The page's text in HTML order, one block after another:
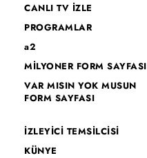
CANLI TV İZLE
PROGRAMLAR
a2
MİLYONER FORM SAYFASI
VAR MISIN YOK MUSUN
FORM SAYFASI
İZLEYİCİ TEMSİLCİSİ
KÜNYE